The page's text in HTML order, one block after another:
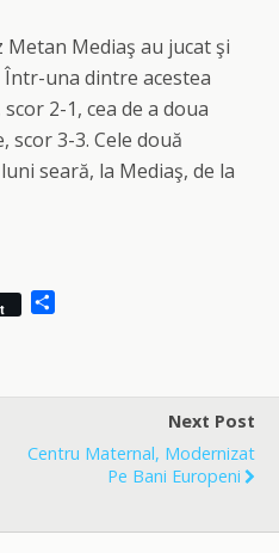
Metan Mediaş au jucat şi
una dintre acestea
2-1, cea de a doua
3-3. Cele două
seară, la Mediaş, de la
e
Next Post
Centru Maternal, Modernizat
Pe Bani Europeni